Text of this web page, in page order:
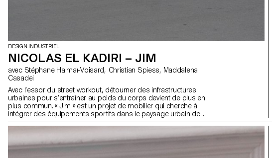
DESIGN INDUSTRIEL
NICOLAS EL KADIRI – JIM
avec Stéphane Halmaï-Voisard, Christian Spiess, Maddalena
Casadei
Avec l’essor du street workout, détourner des infrastructures
urbaines pour s’entraîner au poids du corps devient de plus en
plus commun. « Jim » est un projet de mobilier qui cherche à
intégrer des équipements sportifs dans le paysage urbain de
manière plus fluide que les parcs de musculation ou de
rationalisée est pensée pour exercer un certain nombre de
mouvements polyarticulaires grâce aux prises en tube d’aciers de
chaque côté ainsi qu’aux deux niveaux de plateformes en frêne,